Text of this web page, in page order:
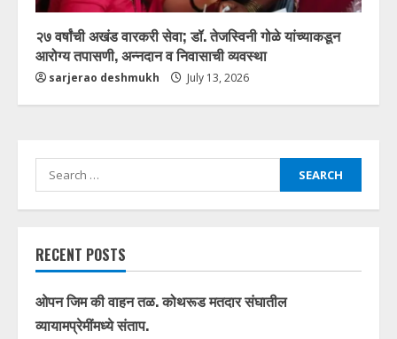
२७ वर्षांची अखंड वारकरी सेवा; डॉ. तेजस्विनी गोळे यांच्याकडून
आरोग्य तपासणी, अन्नदान व निवासाची व्यवस्था
sarjerao deshmukh July 13, 2026
Search
for:
RECENT POSTS
ओपन जिम की वाहन तळ. कोथरूड मतदार संघातील
व्यायामप्रेमींमध्ये संताप.